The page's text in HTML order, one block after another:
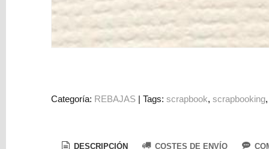
Resinas
Figuras
Categoría: REBAJAS |Tags:scrapbook scrapbooking
DESCRIPCIÓN COSTES DE ENVÍO